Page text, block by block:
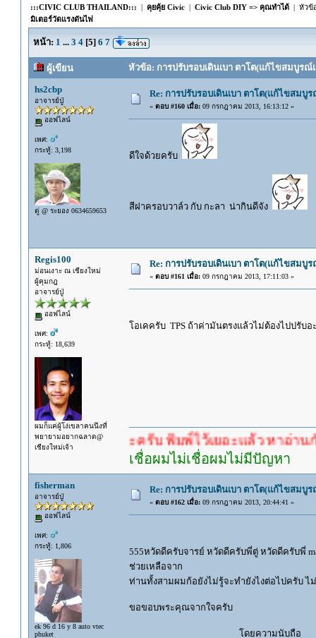
:::CIVIC CLUB THAILAND::: | คุยคุ้ย Civic| Civic Club DIY => คุณทำได้| หัวข้
มิเตอร์วัดแรงดันไฟ
หน้า: 1 ... 3 4[5] 6 7
ผู้เขียน หัวข้อ: การปรับรอบเดินเบา ตาโต(แก้ไขสมบูรณ์
hs2cbp
อาจารย์ปู่
ออฟไลน์
เพศ:
กระทู้: 3,198
ตู่ @ ระยอง 0634659653
Re: การปรับรอบเดินเบา ตาโต(แก้ไขสมบู
« ตอบ #160 เมื่อ:09 กรกฎาคม 2013, 16:13:12 »
ดีใจด้วยครับ
สีฝาครอบวาล์ว กับ กะลา น่ากินดีจัง
Regis100
ม่อนเงาะ ณ เชียงใหม่
ผู้คุมกฎ
อาจารย์ปู่
ออฟไลน์
เพศ:
กระทู้: 18,639
ผมก็แค่ผู้โง่เขลาคนนึงที่
พยายามอยากฉลาด@
เชียงใหม่เจ้า
Re: การปรับรอบเดินเบา ตาโต(แก้ไขสมบู
« ตอบ #161 เมื่อ:09 กรกฎาคม 2013, 17:11:03 »
โอเคครับ TPS ถ้าค่ามันตรงแล้วไม่ต้องไปปรับ
คำตอบนะครับ พิมพ์ไว้เยอะแล้ว หาอ่านกันดู
เชื่อผมไม่เชื่อผมไม่มีปัญหา
fisherman
อาจารย์ปู่
ออฟไลน์
เพศ:
กระทู้: 1,806
ek 96 d 16 y 8 auto vtec
phuket
Re: การปรับรอบเดินเบา ตาโต(แก้ไขสมบู
« ตอบ #162 เมื่อ:09 กรกฎาคม 2013, 20:44:41 »
555หวัดดีครับจารย์ หวัดดีครับพี่ตู่ หวัดดีครับพี่
ช่วยเหลือจาก
ท่านทั้งสามผมก้อยังไม่รู้จะทำยังไงต่อไปครับ
ขอขอบพระคุณจากใจครับ
โดยความนับถือ